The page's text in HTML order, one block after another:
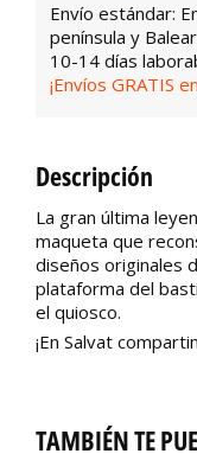
Envío estándar:
península y
10-14 días
¡Envíos GRATIS
Descripción
La gran última
maqueta que
diseños originales
plataforma del
el quiosco.
¡En Salvat
TAMBIÉN TE